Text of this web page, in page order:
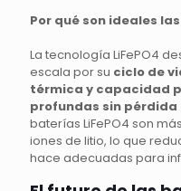
Por qué son ideales
La tecnología LiFePO4
escala por su ciclo de
térmica y capacidad
profundas sin
baterías LiFePO4 son
iones de litio, lo que
hace adecuadas para